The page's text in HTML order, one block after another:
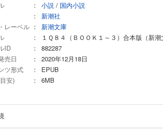
： 小説 / 国内小説
：
新潮社
レーベル ：
新潮文庫
：
１Ｑ８４（ＢＯＯＫ１～３）合本版（新潮
ID
：
882287
売日
：
2020年12月18日
ツ形式
：
EPUB
安)
： 6MB